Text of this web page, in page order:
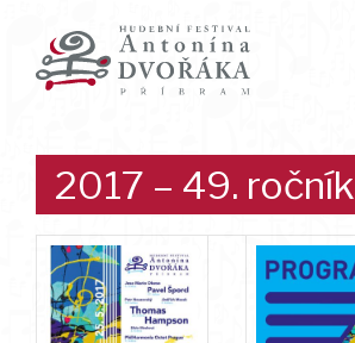
obsah
2017 – 49. ročník